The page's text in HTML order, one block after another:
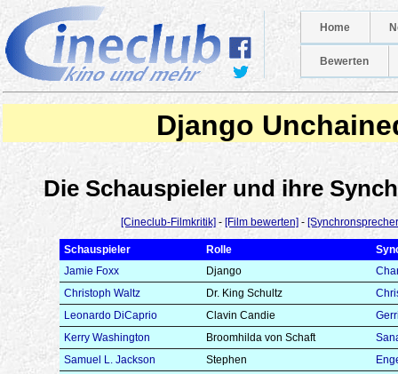
Home
Bewerten
Django
Die Schauspieler und ihre
[Cineclub-Filmkritik] - [Film bewerten] -
Schauspieler Rolle
Jamie Foxx
Django
Christoph Waltz
Dr. King Schultz
Leonardo DiCaprio
Clavin Candie
Kerry Washington
Broomhilda von Schaft
Samuel L. Jackson
Stephen